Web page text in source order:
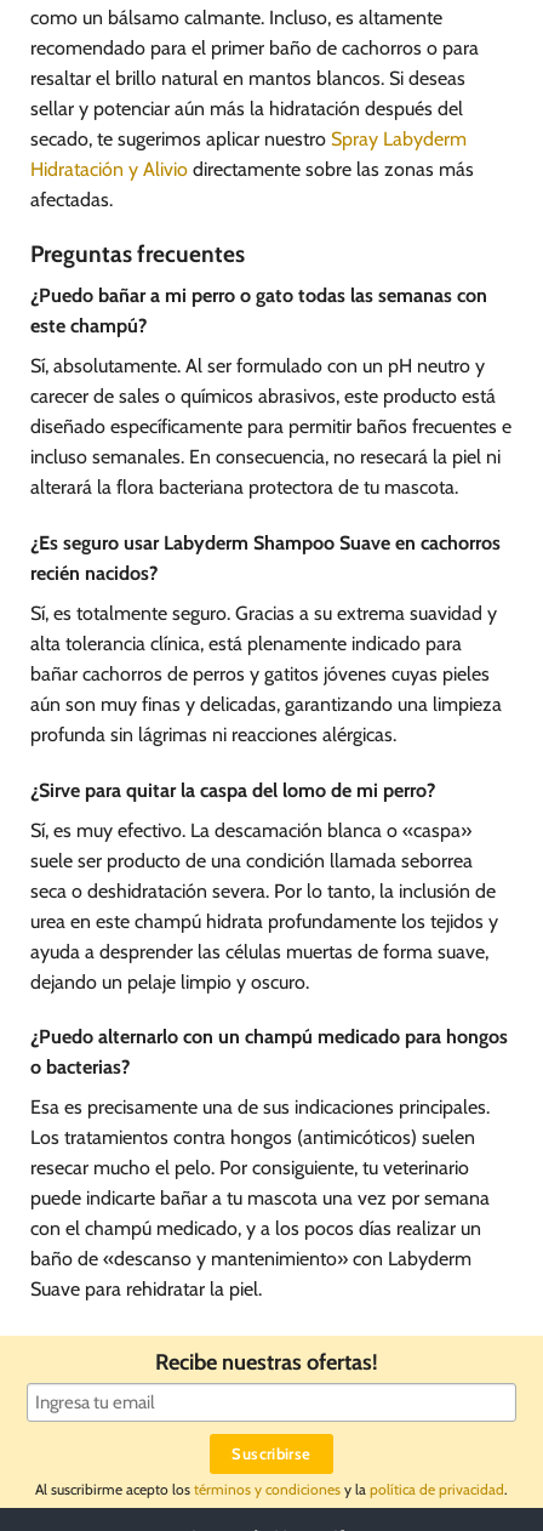
como un bálsamo calmante. Incluso, es altamente
recomendado para el primer baño de cachorros o para
resaltar el brillo natural en mantos blancos. Si deseas
sellar y potenciar aún más la hidratación después del
secado, te sugerimos aplicar nuestro Spray Labyderm
Hidratación y Alivio directamente sobre las zonas más
afectadas.
Preguntas frecuentes
¿Puedo bañar a mi perro o gato todas las semanas con
este champú?
Sí, absolutamente. Al ser formulado con un pH neutro y
carecer de sales o químicos abrasivos, este producto está
diseñado específicamente para permitir baños frecuentes e
incluso semanales. En consecuencia, no resecará la piel ni
alterará la flora bacteriana protectora de tu mascota.
¿Es seguro usar Labyderm Shampoo Suave en cachorros
recién nacidos?
Sí, es totalmente seguro. Gracias a su extrema suavidad y
alta tolerancia clínica, está plenamente indicado para
bañar cachorros de perros y gatitos jóvenes cuyas pieles
aún son muy finas y delicadas, garantizando una limpieza
profunda sin lágrimas ni reacciones alérgicas.
¿Sirve para quitar la caspa del lomo de mi perro?
Sí, es muy efectivo. La descamación blanca o «caspa»
suele ser producto de una condición llamada seborrea
seca o deshidratación severa. Por lo tanto, la inclusión de
urea en este champú hidrata profundamente los tejidos y
ayuda a desprender las células muertas de forma suave,
dejando un pelaje limpio y oscuro.
¿Puedo alternarlo con un champú medicado para hongos
o bacterias?
Esa es precisamente una de sus indicaciones principales.
Los tratamientos contra hongos (antimicóticos) suelen
resecar mucho el pelo. Por consiguiente, tu veterinario
puede indicarte bañar a tu mascota una vez por semana
con el champú medicado, y a los pocos días realizar un
baño de «descanso y mantenimiento» con Labyderm
Suave para rehidratar la piel.
Recibe nuestras ofertas!
Al suscribirme acepto los términos y condiciones y la política de privacidad.